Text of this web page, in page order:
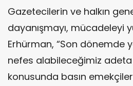
Gazetecilerin ve halkın
dayanışmayı, mücadeleyi
Erhürman, “Son dönemde
nefes alabileceğimiz
konusunda basın